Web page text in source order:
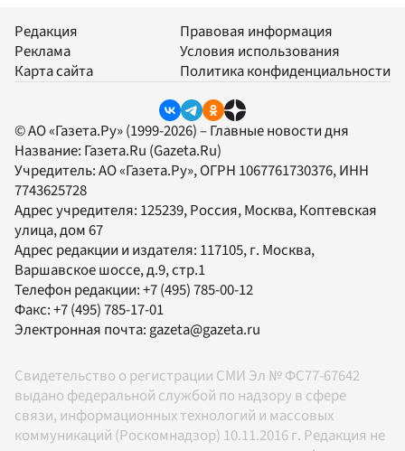
Редакция
Реклама
Карта сайта
Правовая информация
Условия использования
Политика конфиденциальности
© АО «Газета.Ру» (1999-2026) – Главные новости дня
Название: Газета.Ru (Gazeta.Ru)
Учредитель:АО «Газета.Ру», ОГРН 1067761730376, ИНН
7743625728
Адрес учредителя: 125239, Россия, Москва, Коптевская
улица, дом 67
Адрес редакции и издателя: 117105, г. Москва,
Варшавское шоссе, д.9, стр.1
Телефон редакции:+7 (495) 785-00-12
Факс:+7 (495) 785-17-01
Электронная почта:gazeta@gazeta.ru
Свидетельство о регистрации СМИ Эл № ФС77-67642
выдано федеральной службой по надзору в сфере
связи, информационных технологий и массовых
коммуникаций (Роскомнадзор) 10.11.2016 г. Редакция не